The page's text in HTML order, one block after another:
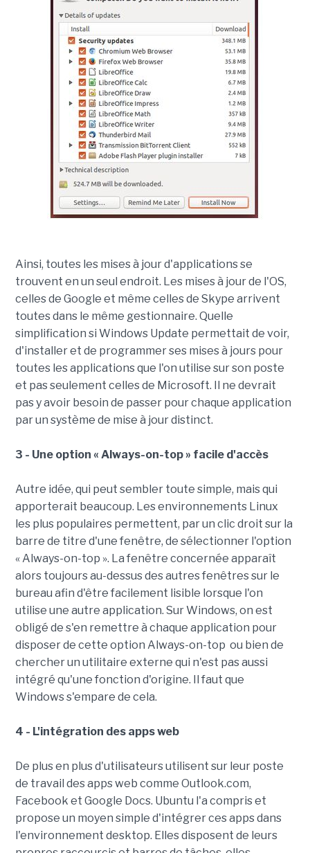
Ainsi, toutes les mises à jour d'applications se
trouvent en un seul endroit. Les mises à jour de l'OS,
celles de Google et même celles de Skype arrivent
toutes dans le même gestionnaire. Quelle
simplification si Windows Update permettait de voir,
d'installer et de programmer ses mises à jours pour
toutes les applications que l'on utilise sur son poste
et pas seulement celles de Microsoft. Il ne devrait
pas y avoir besoin de passer pour chaque application
par un système de mise à jour distinct.
3 - Une option « Always-on-top » facile d'accès
Autre idée, qui peut sembler toute simple, mais qui
apporterait beaucoup. Les environnements Linux
les plus populaires permettent, par un clic droit sur la
barre de titre d'une fenêtre, de sélectionner l'option
« Always-on-top ». La fenêtre concernée apparaît
alors toujours au-dessus des autres fenêtres sur le
bureau afin d'être facilement lisible lorsque l'on
utilise une autre application. Sur Windows, on est
obligé de s'en remettre à chaque application pour
disposer de cette option Always-on-top ou bien de
chercher un utilitaire externe qui n'est pas aussi
intégré qu'une fonction d'origine. Il faut que
Windows s'empare de cela.
4 - L'intégration des apps web
De plus en plus d'utilisateurs utilisent sur leur poste
de travail des apps web comme Outlook.com,
Facebook et Google Docs. Ubuntu l'a compris et
propose un moyen simple d'intégrer ces apps dans
l'environnement desktop. Elles disposent de leurs